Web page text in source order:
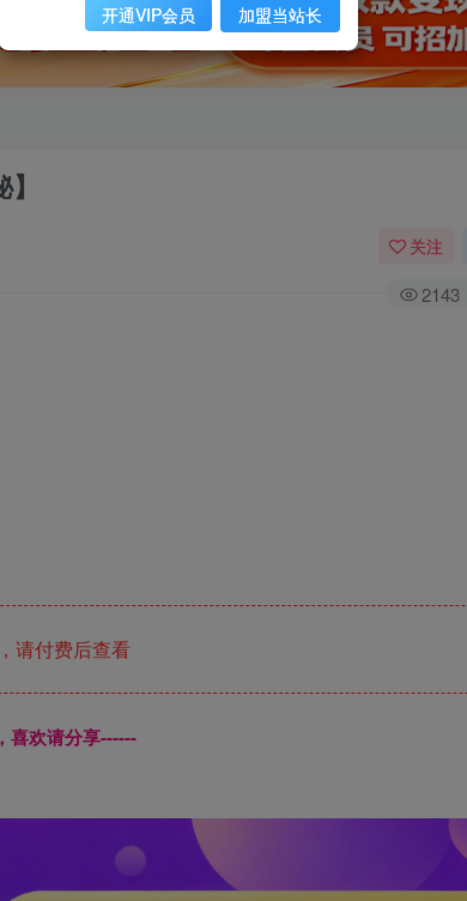
关注
2143
请付费后查看
喜欢请分享------
开通VIP会员 加盟当站长